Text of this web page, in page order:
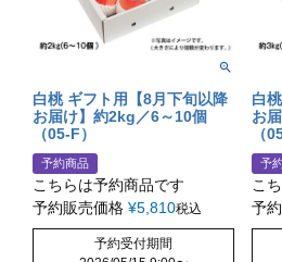
白桃 ギフト用【8月下旬以降
お届け】約2kg／6～10個
（05-F）
予約商品
こちらは予約商品です
予約販売価格 ¥5,810税込
予約受付期間
白
お
（
予
こ
予